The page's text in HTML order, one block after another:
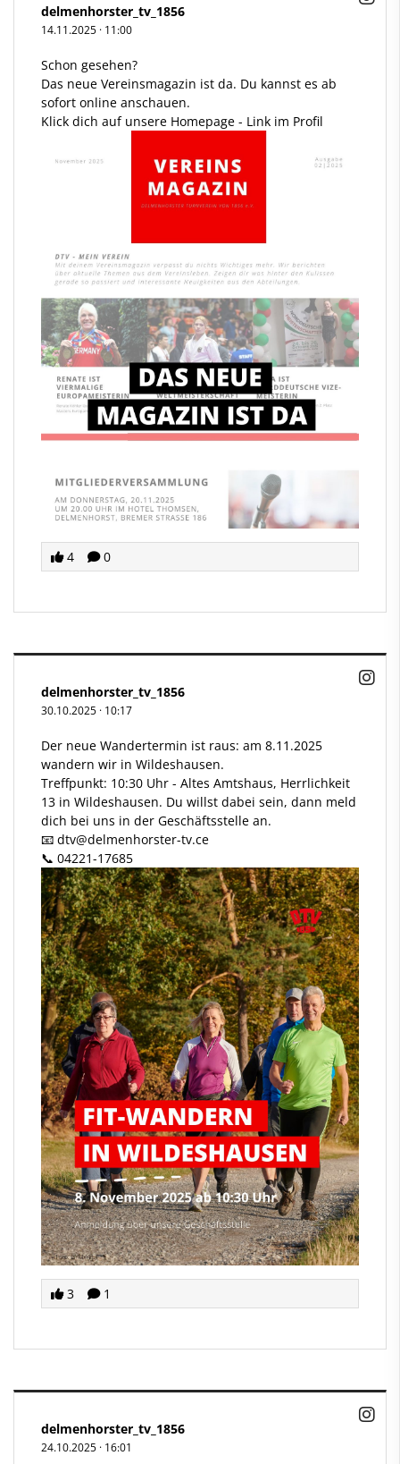
delmenhorster_tv_1856
14.11.2025 · 11:00
Schon gesehen?
Das neue Vereinsmagazin ist da. Du kannst es ab
sofort online anschauen.
Klick dich auf unsere Homepage - Link im Profil
4 0
delmenhorster_tv_1856
30.10.2025 · 10:17
Der neue Wandertermin ist raus: am 8.11.2025
wandern wir in Wildeshausen.
Treffpunkt: 10:30 Uhr - Altes Amtshaus, Herrlichkeit
13 in Wildeshausen. Du willst dabei sein, dann meld
dich bei uns in der Geschäftsstelle an.
📧 dtv@delmenhorster-tv.ce
📞 04221-17685
3 1
delmenhorster_tv_1856
24.10.2025 · 16:01